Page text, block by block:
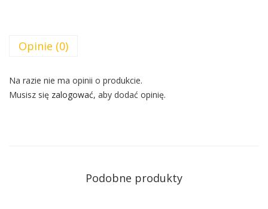
Opinie (0)
Na razie nie ma opinii o produkcie.
Musisz się zalogować, aby dodać opinię.
Podobne produkty